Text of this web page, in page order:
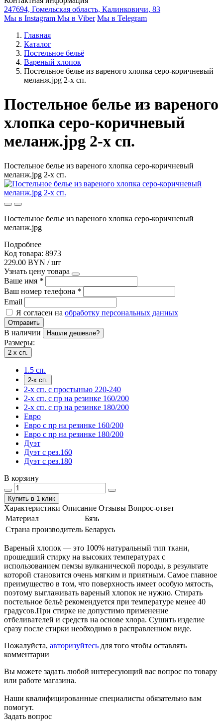
247694, Гомельская область, Калинковичи, 83
Мы в Instagram Мы в Viber Мы в Telegram
Главная
Каталог
Постельное бельё
Вареный хлопок
Постельное белье из вареного хлопка серо-коричневый
меланж.jpg 2-х сп.
Постельное белье из вареного
хлопка серо-коричневый
меланж.jpg 2-х сп.
Постельное белье из вареного хлопка серо-коричневый
меланж.jpg 2-х сп.
Постельное белье из вареного хлопка серо-коричневый
меланж.jpg
Подробнее
Код товара: 8973
229.00 BYN / шт
Узнать цену товара
Ваше имя *
Ваш номер телефона *
Email
Я согласен на обработку персональных данных
Отправить
В наличии Нашли дешевле?
Размеры:
2-х сп.
1.5 сп.
2-х сп.
2-х сп. с простынью 220-240
2-х сп. с пр на резинке 160/200
2-х сп. с пр на резинке 180/200
Евро
Евро с пр на резинке 160/200
Евро с пр на резинке 180/200
Дуэт
Дуэт с рез.160
Дуэт с рез.180
В корзину
Купить в 1 клик
Характеристики Описание Отзывы Вопрос-ответ
Материал
Бязь
Страна производитель Беларусь
Вареный хлопок — это 100% натуральный тип ткани,
прошедший стирку на высоких температурах с
использованием пемзы вулканической породы, в результате
которой становится очень мягким и приятным. Самое главное
преимущество в том, что поверхность имеет особую мятость,
поэтому выглаживать вареный хлопок не нужно. Стирать
постельное бельё рекомендуется при температуре менее 40
градусов.При стирке не допустимо применение
отбеливателей и средств на основе хлора. Сушить изделие
сразу после стирки необходимо в расправленном виде.
Пожалуйста, авторизуйтесь для того чтобы оставлять
комментарии
Вы можете задать любой интересующий вас вопрос по товару
или работе магазина.
Наши квалифицированные специалисты обязательно вам
помогут.
Задать вопрос